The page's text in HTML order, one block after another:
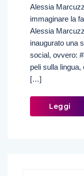
Alessia
immaginare la
Alessia
inaugurato una
social, ovvero:
peli sulla
[…]
Leggi